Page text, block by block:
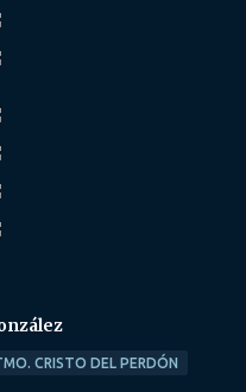
CRISTO DEL PERDÓN